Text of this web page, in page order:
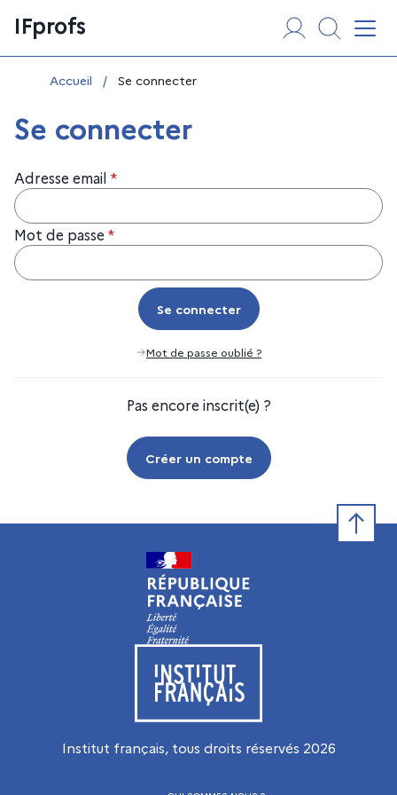
au
contenu
IFprofs
Vous êtes ici :
Accueil / Se connecter
Se connecter
Adresse email *
Mot de passe *
Se connecter
Se connecter
Mot de passe oublié ?
Pas encore inscrit(e) ?
Créer un compte
Visiter le site de l’Institut français
Institut français, tous droits réservés 2026